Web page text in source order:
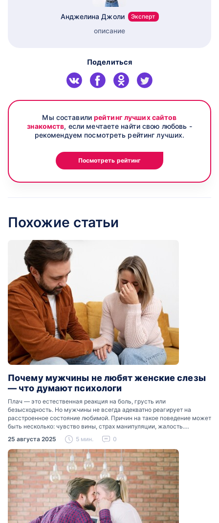
Анджелина Джоли Эксперт
описание
Поделиться
Мы составилирейтинг лучших сайтов
знакомств, если мечтаете найти свою любовь -
рекомендуем посмотреть рейтинг лучших.
Посмотреть рейтинг
Похожие статьи
Почему мужчины не любят женские слезы
— что думают психологи
Плач — это естественная реакция на боль, грусть или
безысходность. Но мужчины не всегда адекватно реагирует на
расстроенное состояние любимой. Причин на такое поведение может
быть несколько: чувство вины, страх манипуляции, жалость.
Разобраться, почему мужчины боятся женских слез, помогут советы
психологов…
25 августа 2025 5 мин. 0